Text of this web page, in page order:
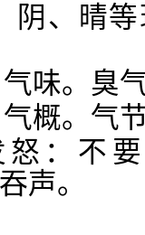
、晴
味。臭
概。气
：不
声。